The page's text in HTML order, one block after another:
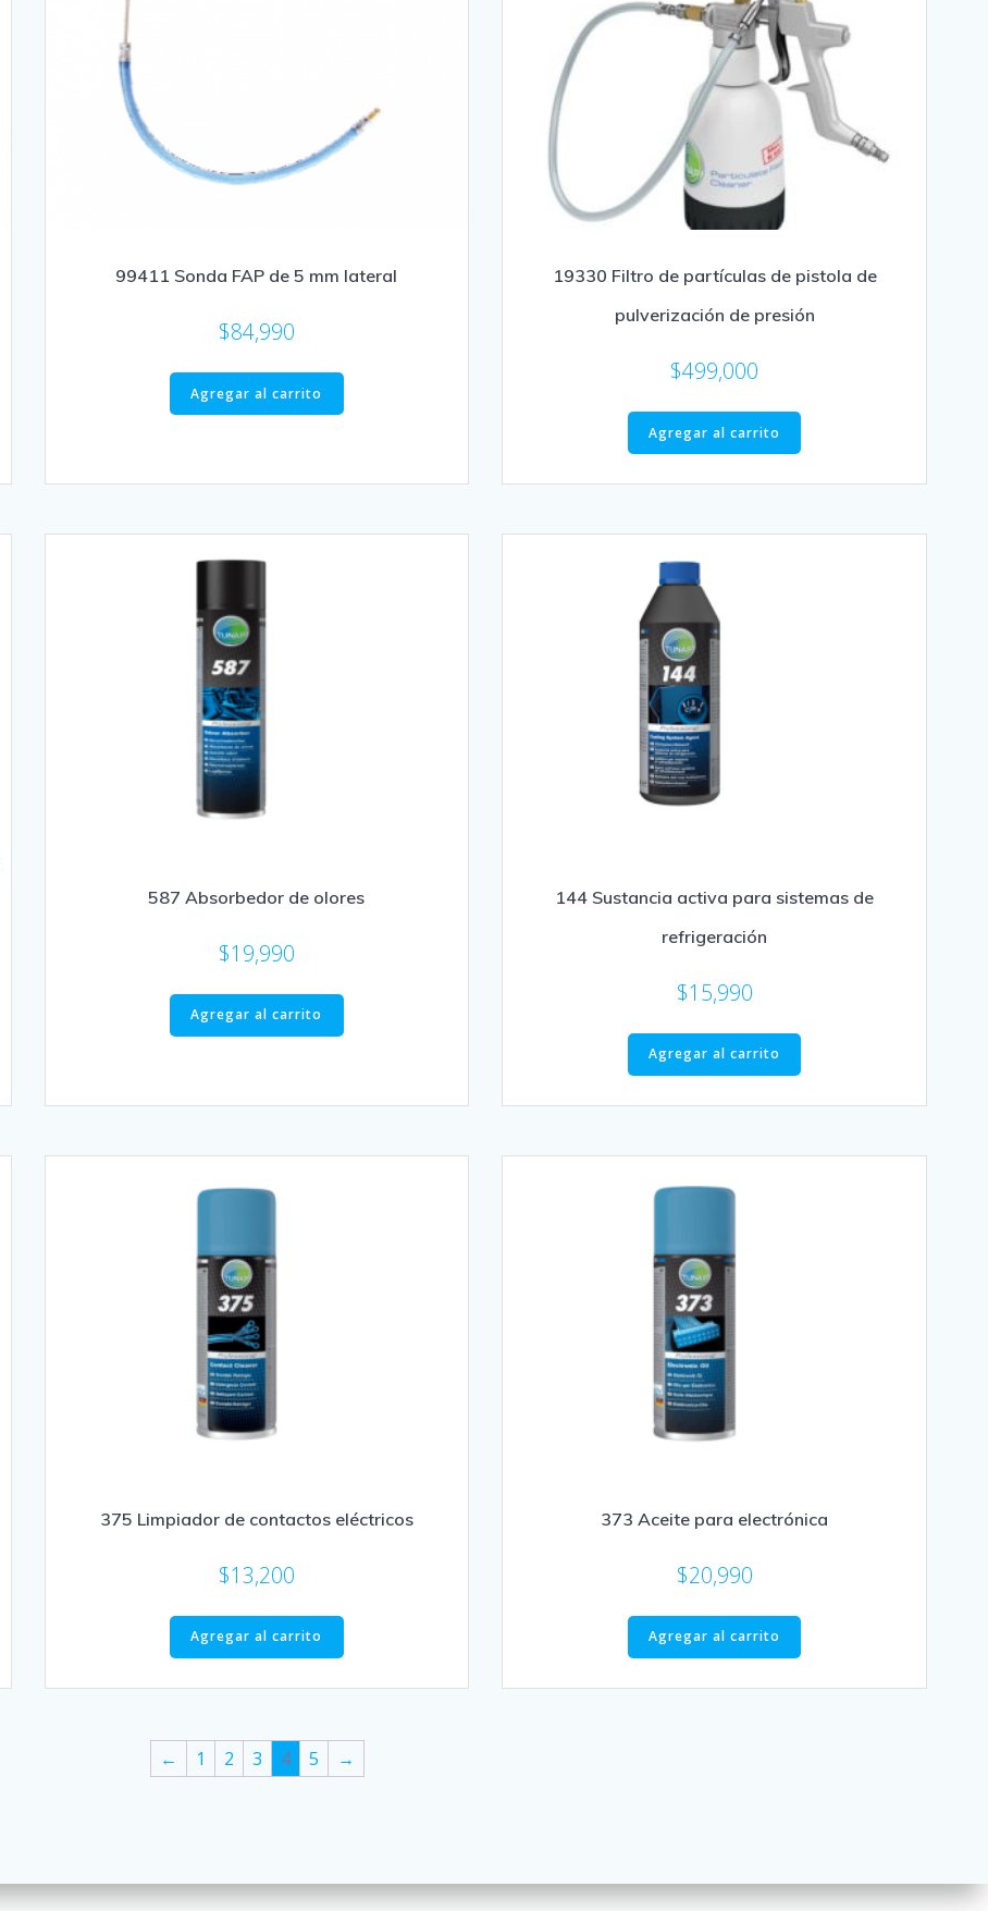
99411 Sonda FAP de 5 mm lateral
$84,990
Agregar al carrito
19330 Filtro de partículas de pistola de
pulverización de presión
$499,000
Agregar al carrito
587 Absorbedor de olores
$19,990
Agregar al carrito
144 Sustancia activa para sistemas de
refrigeración
$15,990
Agregar al carrito
375 Limpiador de contactos eléctricos
$13,200
Agregar al carrito
373 Aceite para electrónica
$20,990
Agregar al carrito
← 1 2 3 4 5 →